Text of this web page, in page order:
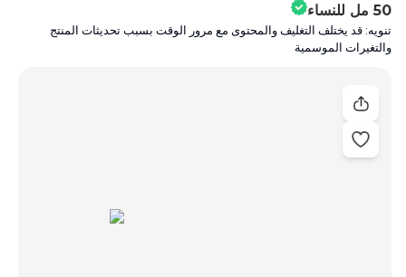
50 مل للنساء
تنويه: قد يختلف التغليف والمحتوى مع مرور الوقت بسبب تحديثات المنتج
والتغيرات الموسمية